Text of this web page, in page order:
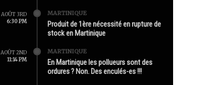
AOÛT 3RD
6:30 PM
MARTINIQUE
Produit de 1ère nécessité en rupture de
stock en Martinique
AOÛT 2ND
11:14 PM
MARTINIQUE
En Martinique les pollueurs sont des
ordures ? Non. Des enculés-es !!!